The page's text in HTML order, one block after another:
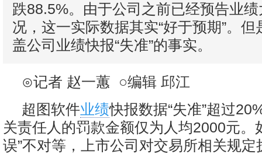
跌88.5%。由于公司之前已经预告业
况，这一实际数据其实“好于预期”。
盖公司业绩快报“失准”的事实。
⊙记者 赵一蕙 ○编辑 邱江
超图软件业绩快报数据“失准”超过
关责任人的罚款金额仅为人均2000元。
误”不对等，上市公司对交易所相关规